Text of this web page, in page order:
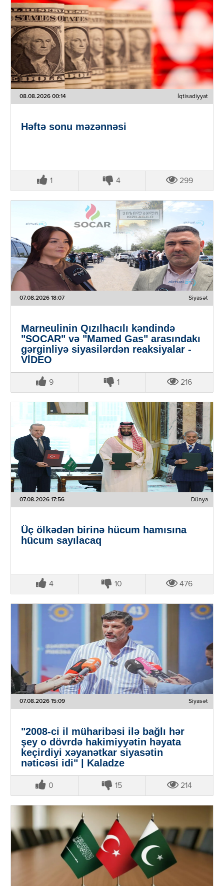
08.08.2026 00:14 İqtisadiyyat
Həftə sonu məzənnəsi
1 4 299
07.08.2026 18:07 Siyasət
Marneulinin Qızılhacılı kəndində
"SOCAR" və "Mamed Gas" arasındakı
gərginliyə siyasilərdən reaksiyalar -
VİDEO
9 1 216
07.08.2026 17:56 Dünya
Üç ölkədən birinə hücum hamısına
hücum sayılacaq
4 10 476
07.08.2026 15:09 Siyasət
"2008-ci il müharibəsi ilə bağlı hər
şey o dövrdə hakimiyyətin həyata
keçirdiyi xəyanətkar siyasətin
nəticəsi idi" | Kaladze
0 15 214